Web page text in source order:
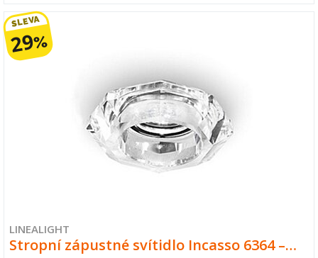
SLEVA
29%
LINEALIGHT
Stropní zápustné svítidlo Incasso 6364 –…